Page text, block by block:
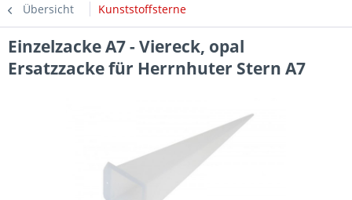
Übersicht Kunststoffsterne
Einzelzacke A7 - Viereck, opal
Ersatzzacke für Herrnhuter Stern A7